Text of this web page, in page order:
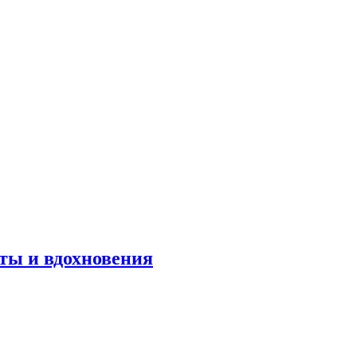
и вдохновения